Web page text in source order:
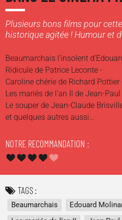
Plusieurs bons films pour
historique agitée ! Humour et
Beaumarchais l’insolent
Ridicule de Patrice Leconte -
Caroline chérie de Richard Pottier
Les mariés de l’an II de Jean-
Le souper de Jean-Claude
et quelques autres aussi…
NOTRE RECOMMANDATION
TAGS
Beaumarchais Edouard